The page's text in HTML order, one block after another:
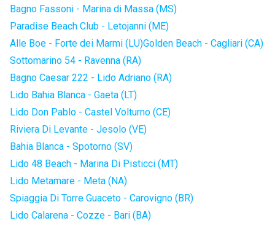
Bagno Fassoni - Marina di Massa (MS)
Paradise Beach Club - Letojanni (ME)
Alle Boe - Forte dei Marmi (LU)Golden Beach - Cagliari (CA)
Sottomarino 54 - Ravenna (RA)
Bagno Caesar 222 - Lido Adriano (RA)
Lido Bahia Blanca - Gaeta (LT)
Lido Don Pablo - Castel Volturno (CE)
Riviera Di Levante - Jesolo (VE)
Bahia Blanca - Spotorno (SV)
Lido 48 Beach - Marina Di Pisticci (MT)
Lido Metamare - Meta (NA)
Spiaggia Di Torre Guaceto - Carovigno (BR)
Lido Calarena - Cozze - Bari (BA)